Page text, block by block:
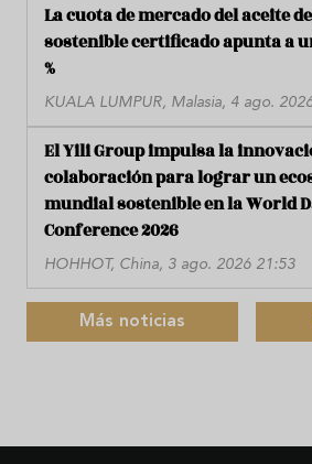
La cuota de mercado del aceite
sostenible certificado apunta a
%
KUALA LUMPUR, Malasia, 4 ago.
El Yili Group impulsa la
colaboración para lograr un
mundial sostenible en la World
Conference 2026
HOHHOT, China, 3 ago. 2026 21:53
Más noticias